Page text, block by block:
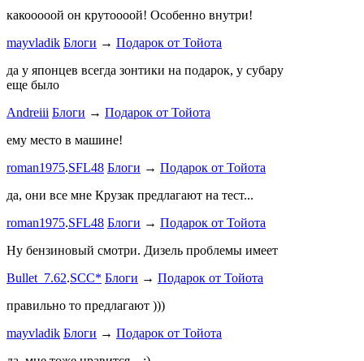
какооооой он крутоооой! Особенно внутри!
mayvladik Блоги → Подарок от Тойота
да у японцев всегда зонтики на подарок, у субару
еще было
Andreiii Блоги → Подарок от Тойота
ему место в машине!
roman1975.SFL48 Блоги → Подарок от Тойота
да, они все мне Крузак предлагают на тест...
roman1975.SFL48 Блоги → Подарок от Тойота
Ну бензиновый смотри. Дизель проблемы имеет
Bullet_7.62.SCC* Блоги → Подарок от Тойота
правильно то предлагают )))
mayvladik Блоги → Подарок от Тойота